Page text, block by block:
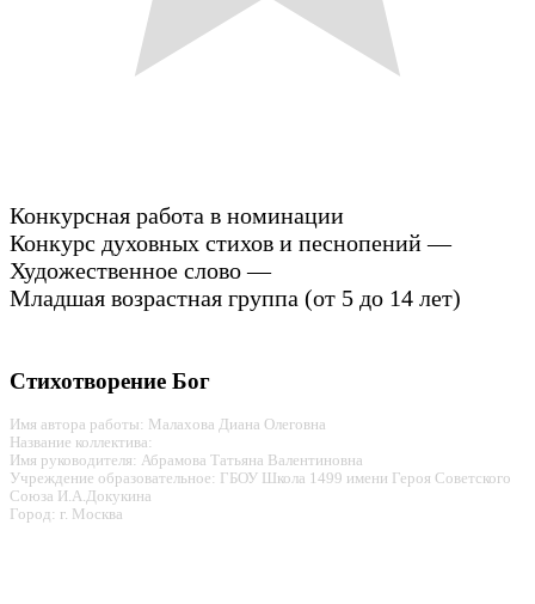
Конкурсная работа в номинации
Конкурс духовных стихов и песнопений —
Художественное слово —
Младшая возрастная группа (от 5 до 14 лет)
Стихотворение Бог
Имя автора работы: Малахова Диана Олеговна
Название коллектива:
Имя руководителя: Абрамова Татьяна Валентиновна
Учреждение образовательное: ГБОУ Школа 1499 имени Героя Советского
Союза И.А.Докукина
Город: г. Москва